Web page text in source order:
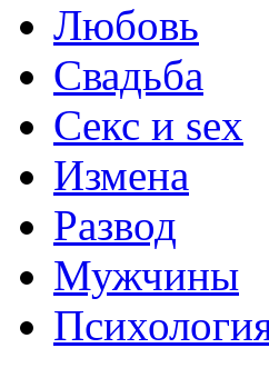
Любовь
Свадьба
Секс и sex
Измена
Развод
Мужчины